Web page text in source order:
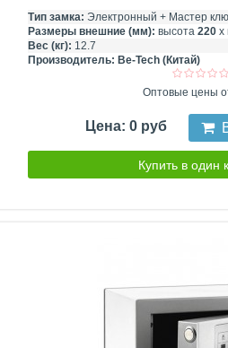
Тип замка: Электронный + Мастер
Размеры внешние (мм): высота 220 х
Вес (кг): 12.7
Производитель: Be-Tech (Китай)
Оптовые цены
Цена: 0 руб
Купить в один